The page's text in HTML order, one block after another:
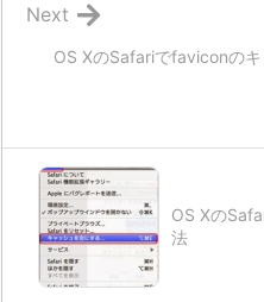
OS XのSafariでfaviconの
Next
OS Xの
法